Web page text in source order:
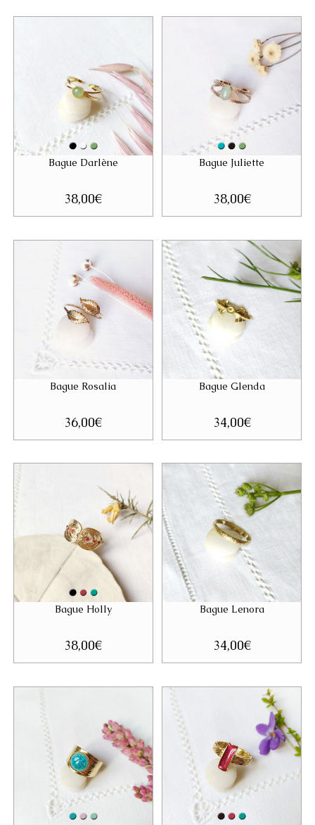
Bague Darlène
38,00€
Bague Juliette
38,00€
Bague Rosalia
36,00€
Bague Glenda
34,00€
Bague Holly
38,00€
Bague Lenora
34,00€